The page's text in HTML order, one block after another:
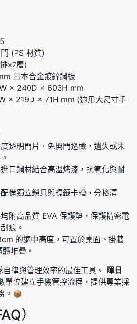
(PS 材質)
x7層)
日本合金鍍鋅鋼板
× 240D × 603H mm
× 219D × 71H mm (適用大尺寸手
透明門片，免開門巡檢，遺失或未
口鋼材結合高溫烤漆，抗氧化與耐
備獨立鎖具與標籤卡槽，分格清
附高品質 EVA 保護墊，保護精密電
痕。
的適中高度，可置於桌面、掛牆
堆疊。
律與管理效率的最佳工具。 暉日
單位建立手機管控流程，提供專業採
。📦
）